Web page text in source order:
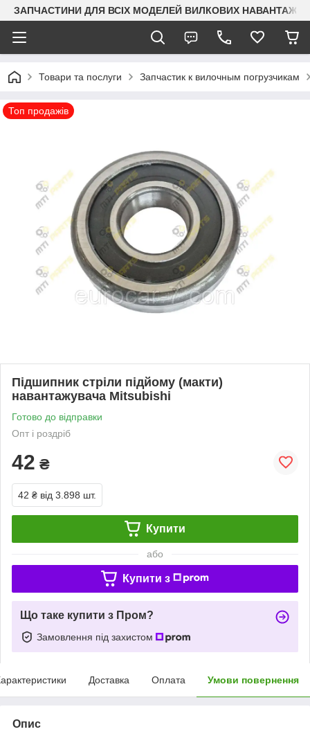
ЗАПЧАСТИНИ ДЛЯ ВСІХ МОДЕЛЕЙ ВИЛКОВИХ
Товари та послуги Запчастик к вилочным погрузчикам
Топ продажів
Підшипник стріли підйому (макти)
навантажувача Mitsubishi
Готово до відправки
Опт і роздріб
42 ₴
42 ₴ від 3.898 шт.
Купити
або
Купити з
Що таке купити з Пром?
Замовлення під захистом
Доставка Оплата Умови повернення
Опис